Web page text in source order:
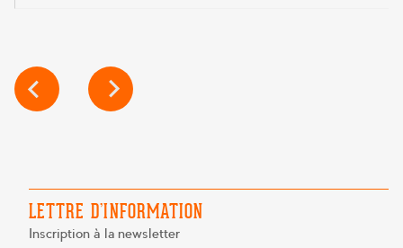
NAVIGATION
DE
LETTRE D’INFORMATION
Inscription à la newsletter